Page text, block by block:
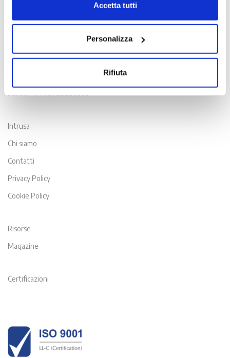
Accetta tutti
Personalizza
Rifiuta
Contatti
Viale Venezia, 100 - 33100 Udine
T. +39 0432 163 8865
Intrusa
Chi siamo
Contatti
Privacy Policy
Cookie Policy
Risorse
Magazine
Certificazioni